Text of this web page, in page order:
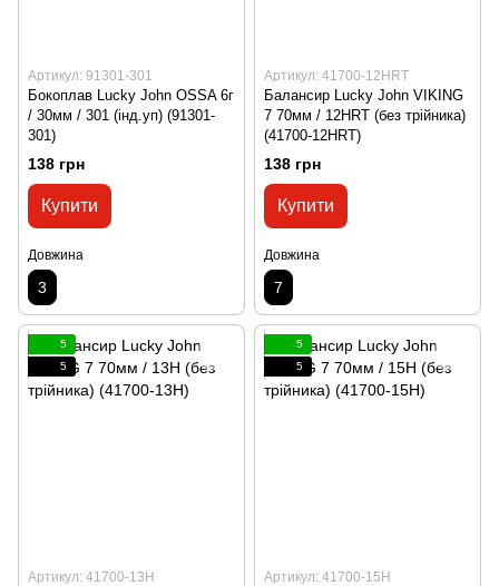
Артикул: 91301-301
Бокоплав Lucky John OSSA 6г
/ 30мм / 301 (інд.уп) (91301-
301)
138 грн
Купити
Довжина
3
Артикул: 41700-12HRT
Балансир Lucky John VIKING
7 70мм / 12HRT (без трійника)
(41700-12HRT)
138 грн
Купити
Довжина
7
5
5
Артикул: 41700-13H
5
5
Артикул: 41700-15H